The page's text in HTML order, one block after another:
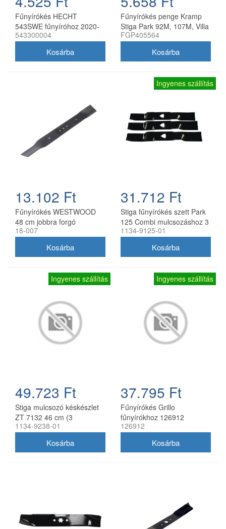
Fűnyírókés HECHT
543SWE fűnyíróhoz 2020-
21
543300004
Fűnyírókés penge Kramp
Stiga Park 92M, 107M, Villa
92M, 107M 170 mm
FGP405564
13.102 Ft
Fűnyírókés WESTWOOD
48 cm jobbra forgó
18-007
Ingyenes szállítás
31.712 Ft
Stiga fűnyírókés szett Park
125 Combi mulcsozáshoz 3
db
1134-9125-01
Ingyenes szállítás
49.723 Ft
Stiga mulcsozó késkészlet
ZT 7132 46 cm (3
db/csomag) 1134-9238-01
1134-9238-01
Ingyenes szállítás
37.795 Ft
Fűnyírókés Grillo
fűnyírókhoz 126912
126912